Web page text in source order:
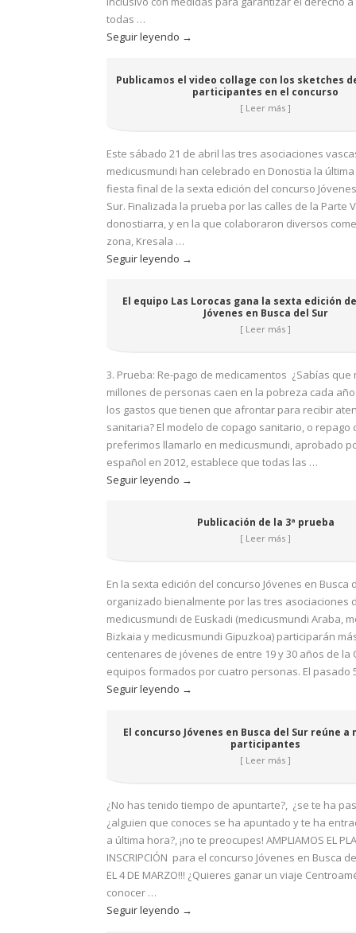
todas …
Seguir leyendo Publicamos
collage
de
los
grupos
participantes
en
el
concurso
→
Publicamos el video collage con los sketches
participantes en el concurso
[ Leer más ]
Este sábado 21 de abril las tres asociaciones
medicusmundi han celebrado en Donostia la
fiesta final de la sexta edición del concurso
Sur. Finalizada la prueba por las calles de la Parte
donostiarra, y en la que colaboraron diversos
zona, Kresala …
Seguir leyendo El
Lorocas
edición
del
concurso
Jóvenes
en
Busca
del
→
El equipo Las Lorocas gana la sexta edición
Jóvenes en Busca del Sur
[ Leer más ]
3. Prueba: Re-pago de medicamentos ¿Sabías que
millones de personas caen en la pobreza cada
los gastos que tienen que afrontar para recibir
sanitaria? El modelo de copago sanitario, o repago
preferimos llamarlo en medicusmundi, aprobado
español en 2012, establece que todas las …
Seguir leyendo Publicación
→
Publicación de la 3ª prueba
[ Leer más ]
En la sexta edición del concurso Jóvenes en Busca
organizado bienalmente por las tres asociaciones
medicusmundi de Euskadi (medicusmundi Araba,
Bizkaia y medicusmundi Gipuzkoa) participarán
centenares de jóvenes de entre 19 y 30 años de la
equipos formados por cuatro personas. El pasado
Seguir leyendo El
en
reúne
a
más
de
200
→
El concurso Jóvenes en Busca del Sur reúne a
participantes
[ Leer más ]
¿No has tenido tiempo de apuntarte?, ¿se te ha
¿alguien que conoces se ha apuntado y te ha
a última hora?, ¡no te preocupes! AMPLIAMOS EL
INSCRIPCIÓN para el concurso Jóvenes en Busca del
EL 4 DE MARZO!!! ¿Quieres ganar un viaje
conocer …
Seguir leyendo ¡Ampliamos
→